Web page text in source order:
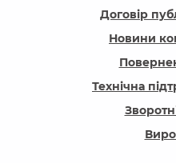
Договір
Новини
Технічна